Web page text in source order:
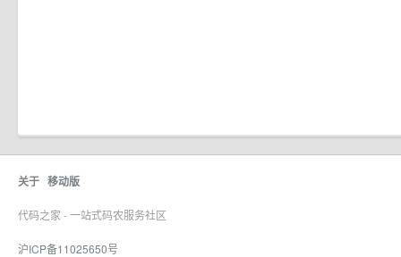
关于 移动版
代码之家 - 一站式码农服务社区
沪ICP备11025650号